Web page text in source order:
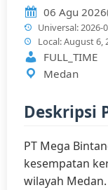
06 Agu 2026
Universal: 2026-
Local: August 6,
FULL_TIME
Medan
Deskripsi
PT Mega
kesempatan
wilayah